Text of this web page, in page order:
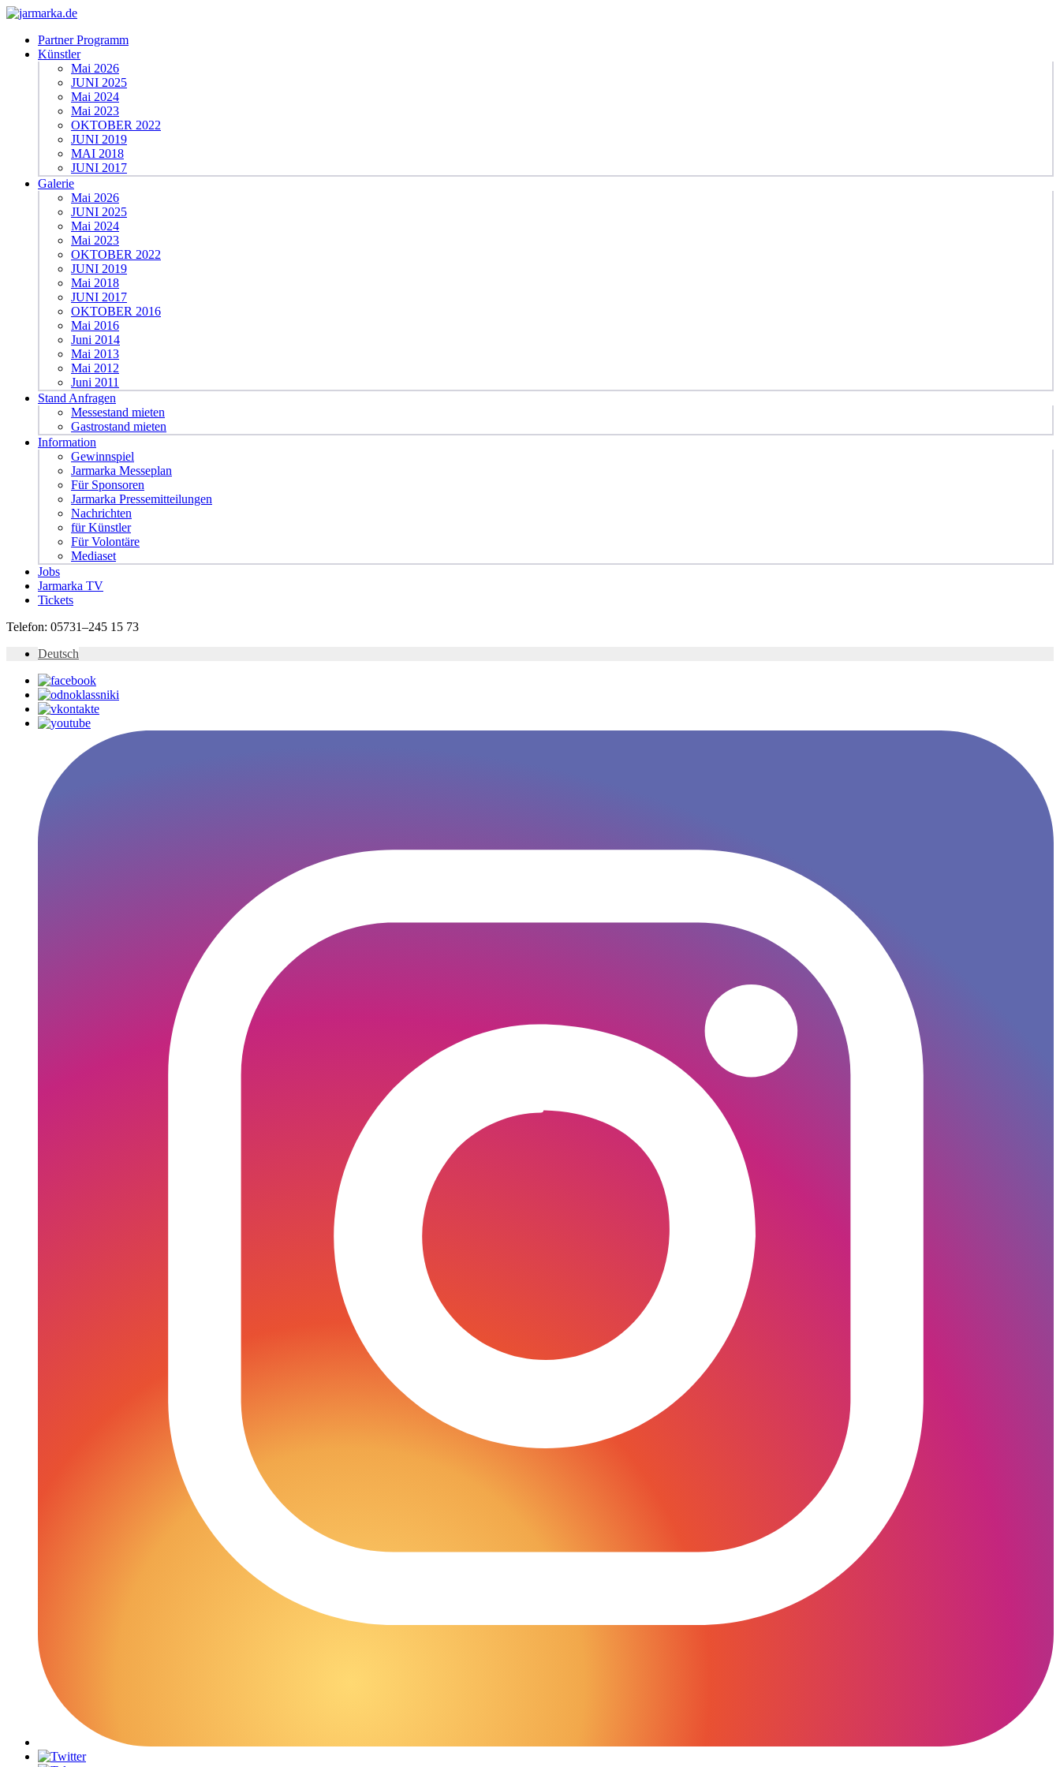
Partner Programm
Künstler
Mai 2026
JUNI 2025
Mai 2024
Mai 2023
OKTOBER 2022
JUNI 2019
MAI 2018
JUNI 2017
Galerie
Mai 2026
JUNI 2025
Mai 2024
Mai 2023
OKTOBER 2022
JUNI 2019
Mai 2018
JUNI 2017
OKTOBER 2016
Mai 2016
Juni 2014
Mai 2013
Mai 2012
Juni 2011
Stand Anfragen
Messestand mieten
Gastrostand mieten
Information
Gewinnspiel
Jarmarka Messeplan
Für Sponsoren
Jarmarka Pressemitteilungen
Nachrichten
für Künstler
Für Volontäre
Mediaset
Jobs
Jarmarka TV
Tickets
Telefon: 05731–245 15 73
Deutsch